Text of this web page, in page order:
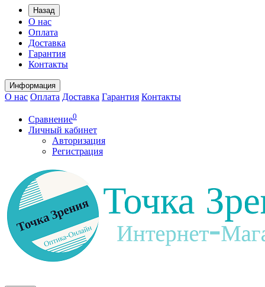
Назад
О нас
Оплата
Доставка
Гарантия
Контакты
Информация
О нас Оплата Доставка Гарантия Контакты
Сравнение0
Личный кабинет
Авторизация
Регистрация